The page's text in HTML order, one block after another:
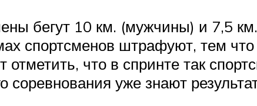
бегут 10 км. (мужчины) и 7,5
спортсменов штрафуют, тем
что в спринте так
соревнования уже знают